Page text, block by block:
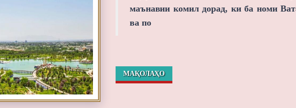
маънавии комил дорад, ки ба номи
ва по
МАҚОЛАҲО